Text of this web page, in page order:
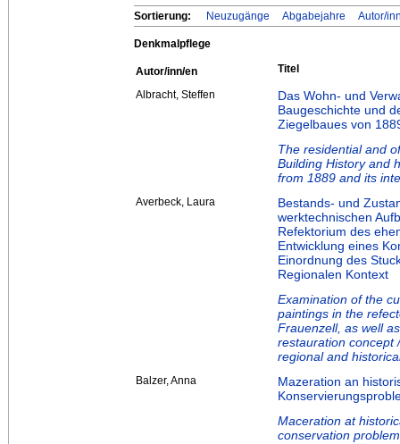
Sortierung: Neuzugänge Abgabejahre Autor/
Denkmalpflege
Autor/inn/en Titel
Albracht, Steffen
Das Wohn- und
Baugeschichte und
Ziegelbaues von
The residential and
Building History and
from 1889 and its
Averbeck, Laura
Bestands- und
werktechnischen
Refektorium des
Entwicklung eines
Einordnung des
Regionalen Kontext
Examination of the
paintings in the
Frauenzell, as well
restauration concept
regional and
Balzer, Anna
Mazeration an
Maceration at
conservation